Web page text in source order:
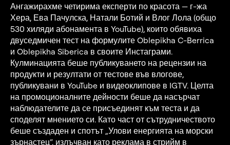
Ангажирахме четирима експерти по красота — г-жа
Хера, Ева Пачулска, Натали Ботий и Влог Лола (общо
530 хиляди абонамента в YouTube), които обявиха
двуседмичен тест на формулите Oblepikha C-Berrica
и Oblepikha Siberica в своите Инстаграми.
Кулминацията беше публикуването на рецензии на
продукти и резултати от тестове във влогове,
публикувани в YouTube и видеоклипове в IGTV. Целта
на промоционалните дейности беше да насърчат
наблюдателите да се присъединят към теста и да
споделят мнението си. Като част от сътрудничеството
беше създаден и спотът „Улови енергията на морски
зърнастец“, излъчван като реклама в стрийм в